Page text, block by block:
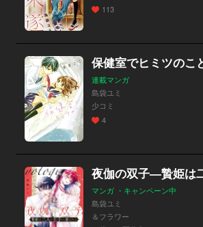
113
保健室でヒミツのこ
連載マンガ
島袋ユミ
少コミ
4
マンガ ・キャンペーン中
島袋ユミ
＆フラワー